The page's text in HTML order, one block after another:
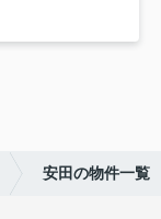
安田の物件一覧